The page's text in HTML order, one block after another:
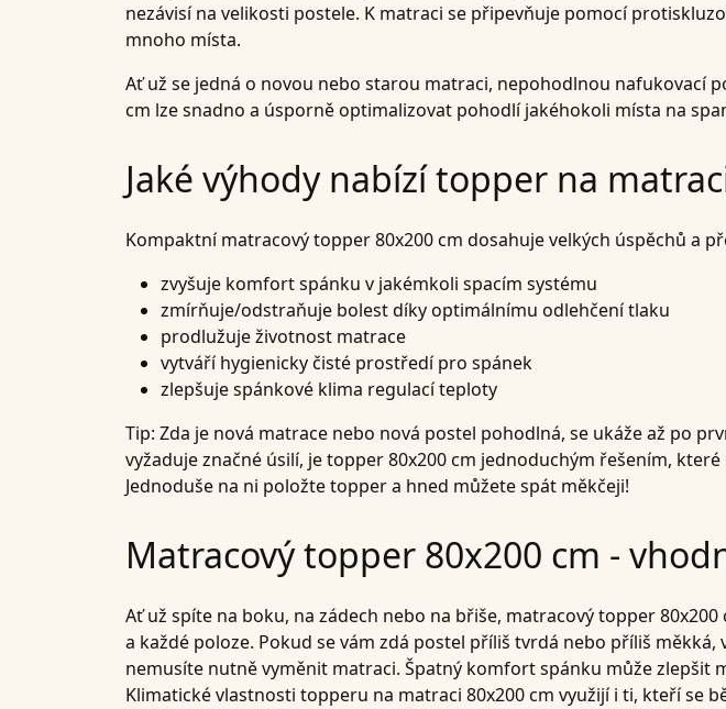
nezávisí na velikosti postele. K matraci se připevňuje pomocí
mnoho místa.
Ať už se jedná o novou nebo starou matraci, nepohodlnou nafukovací
cm lze snadno a úsporně optimalizovat pohodlí jakéhokoli místa na
Jaké výhody nabízí topper na
Kompaktní matracový topper 80x200 cm dosahuje velkých úspěchů a
zvyšuje komfort spánku v jakémkoli spacím systému
zmírňuje/odstraňuje bolest díky optimálnímu odlehčení tlaku
prodlužuje životnost matrace
vytváří hygienicky čisté prostředí pro spánek
zlepšuje spánkové klima regulací teploty
Tip: Zda je nová matrace nebo nová postel pohodlná, se ukáže až po
vyžaduje značné úsilí, je topper 80x200 cm jednoduchým řešením,
Jednoduše na ni položte topper a hned můžete spát měkčeji!
Matracový topper 80x200 cm -
Ať už spíte na boku, na zádech nebo na břiše, matracový topper
a každé poloze. Pokud se vám zdá postel příliš tvrdá nebo příliš
nemusíte nutně vyměnit matraci. Špatný komfort spánku může
Klimatické vlastnosti topperu na matraci 80x200 cm využijí i ti, kteří se